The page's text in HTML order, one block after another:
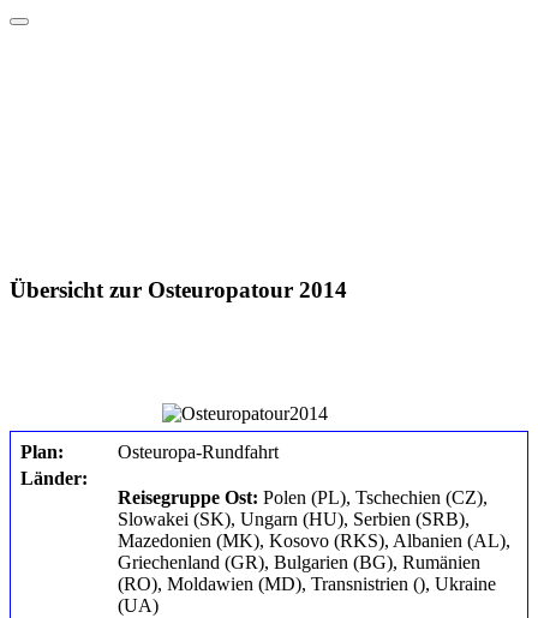
Übersicht zur Osteuropatour 2014
Plan:
Osteuropa-Rundfahrt
Länder:
Reisegruppe Ost: Polen (PL), Tschechien (CZ),
Slowakei (SK), Ungarn (HU), Serbien (SRB),
Mazedonien (MK), Kosovo (RKS), Albanien (AL),
Griechenland (GR), Bulgarien (BG), Rumänien
(RO), Moldawien (MD), Transnistrien (), Ukraine
(UA)